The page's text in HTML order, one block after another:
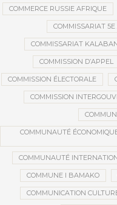
COMMERCE RUSSIE AFRIQUE
COMMISSARIAT
COMMISSARIAT
COMMISSION D’APPEL
COMMISSION ÉLECTORALE
COMMISSION
COMMUNAUTÉ
COMMUNAUTÉ
COMMUNE I BAMAKO
COMMUNICATION